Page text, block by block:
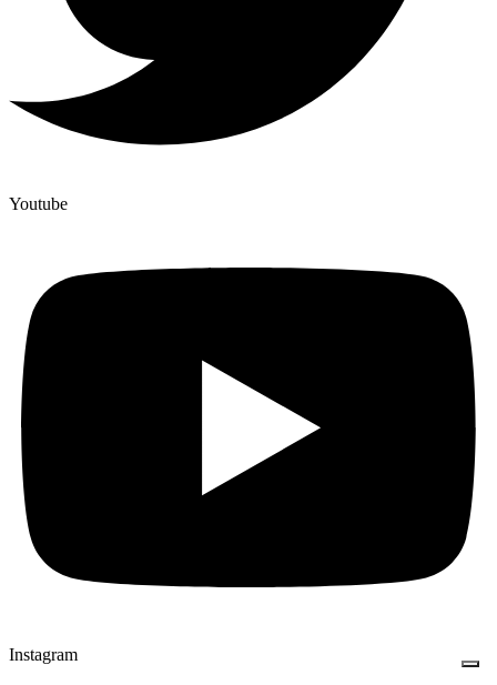
Youtube
Instagram